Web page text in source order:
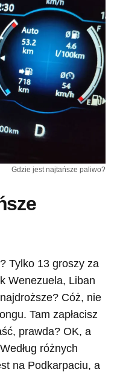
Gdzie jest najtańsze paliwo?
Tylko 13 groszy za
Wenezuela, Liban
Cóż, nie
Tam zapłacisz
prawda? OK, a
różnych
na Podkarpaciu, a